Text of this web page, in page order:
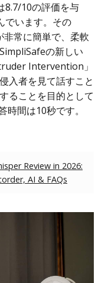
8.7/10の評価を与
でいます。その
非常に簡単で、柔軟
の新しい
Intervention」
入者を見て話すこと
ることを目的として
間は10秒です。
Review in 2026:
AI & FAQs